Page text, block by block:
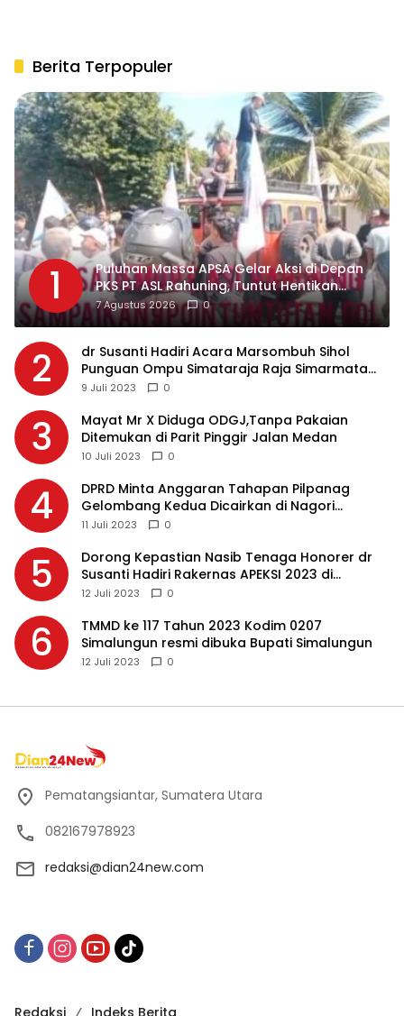
Berita Terpopuler
1
Puluhan Massa APSA Gelar Aksi di Depan
PKS PT ASL Rahuning, Tuntut Hentikan
Pembuangan Limbah ke Sungai Asahan
7 Agustus 2026 0
2
dr Susanti Hadiri Acara Marsombuh Sihol
Punguan Ompu Simataraja Raja Simarmata
Dohot Boruna Kota Siantar
9 Juli 2023 0
3
Mayat Mr X Diduga ODGJ,Tanpa Pakaian
Ditemukan di Parit Pinggir Jalan Medan
10 Juli 2023 0
4
DPRD Minta Anggaran Tahapan Pilpanag
Gelombang Kedua Dicairkan di Nagori
Masing-masing, Ini Alasannya…
11 Juli 2023 0
5
Dorong Kepastian Nasib Tenaga Honorer dr
Susanti Hadiri Rakernas APEKSI 2023 di
Makassar
12 Juli 2023 0
6
TMMD ke 117 Tahun 2023 Kodim 0207
Simalungun resmi dibuka Bupati Simalungun
12 Juli 2023 0
Pematangsiantar, Sumatera Utara
082167978923
redaksi@dian24new.com